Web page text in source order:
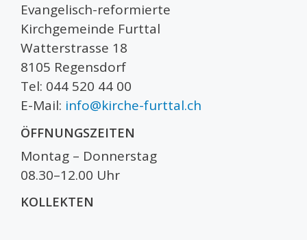
Evangelisch-reformierte
Kirchgemeinde Furttal
Watterstrasse 18
8105 Regensdorf
Tel: 044 520 44 00
E-Mail: info@kirche-furttal.ch
ÖFFNUNGSZEITEN
Montag – Donnerstag
08.30–12.00 Uhr
KOLLEKTEN